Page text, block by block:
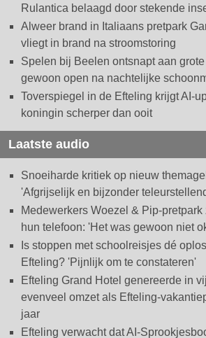
Rulantica belaagd door stekende
Alweer brand in Italiaans pretpark
vliegt in brand na stroomstoring
Spelen bij Beelen ontsnapt aan
gewoon open na nachtelijke
Toverspiegel in de Efteling krijgt AI-
koningin scherper dan ooit
Laatste audio
Snoeiharde kritiek op nieuw
'Afgrijselijk en bijzonder
Medewerkers Woezel & Pip-
hun telefoon: 'Het was gewoon niet
Is stoppen met schoolreisjes dé
Efteling? 'Pijnlijk om te constateren'
Efteling Grand Hotel genereerde in
evenveel omzet als Efteling-
jaar
Efteling verwacht dat AI-